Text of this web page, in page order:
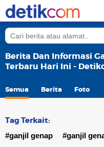
Berita Dan Informasi
Terbaru Hari Ini -
Semua Berita Foto
Tag Terkait:
#ganjil genap
#ganjil